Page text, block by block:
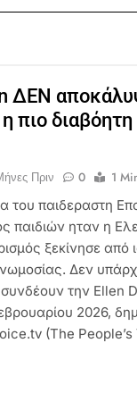
ΔΕΝ
πιο
Πριν 0
1
του παιδεραστη
παιδιών ηταν η
ξεκίνησε από
Δεν
την Ellen
2026,
(The